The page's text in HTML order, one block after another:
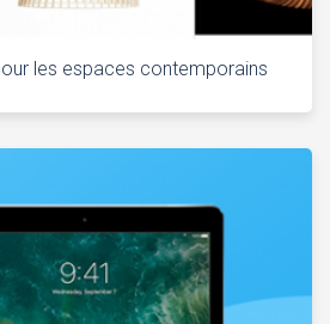
les espaces contemporains